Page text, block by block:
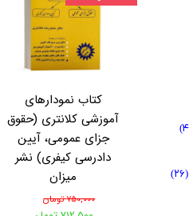
کتاب نمودارهای
آموزشی کلانتری (حقوق
جزای عمومی، آیین
دادرسی کیفری) نشر
میزان
۷۵۰,۰۰۰ تومان
(۲۶)